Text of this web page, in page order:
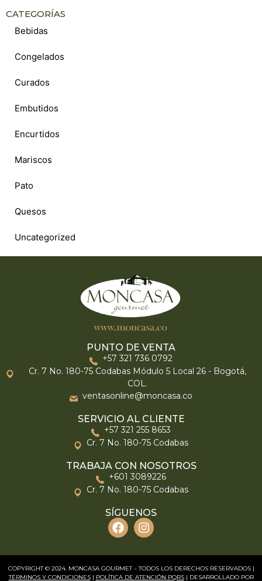
CATEGORÍAS
Bebidas
Congelados
Curados
Embutidos
Encurtidos
Mariscos
Pato
Quesos
Uncategorized
PUNTO DE VENTA
+57 321 736 0792
Cr. 7 No. 180-75 Codabas Módulo 5 Local 26 - Bogotá,
COL.
ventasonline@moncasa.co
SERVICIO AL CLIENTE
+57 321 255 8653
Cr. 7 No. 180-75 Codabas
TRABAJA CON NOSOTROS
+601 3089226
Cr. 7 No. 180-75 Codabas
SÍGUENOS
COPYRIGHT © 2024. MONCASA GOURMET – TODOS LOS DERECHOS RESERVADOS |
TÉRMINOS Y CONDICIONES| POLÍTICA DE ATENCIÓN PQRS| DESARROLLADO POR